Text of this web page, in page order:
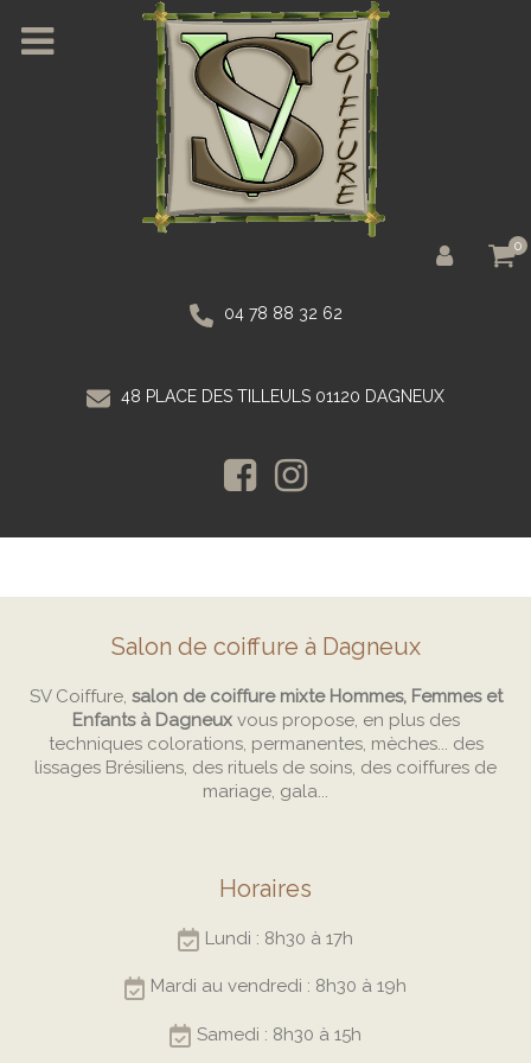
0
04 78 88 32 62
48 PLACE DES TILLEULS 01120 DAGNEUX
Salon de coiffure à Dagneux
SV Coiffure, salon de coiffure mixte Hommes, Femmes et
Enfants à Dagneuxvous propose, en plus des
techniques colorations, permanentes, mèches... des
lissages Brésiliens, des rituels de soins, des coiffures de
mariage, gala...
Horaires
Lundi : 8h30 à 17h
Mardi au vendredi : 8h30 à 19h
Samedi : 8h30 à 15h